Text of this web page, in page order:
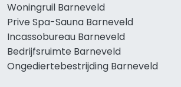
Woningruil Barneveld
Prive Spa-Sauna Barneveld
Incassobureau Barneveld
Bedrijfsruimte Barneveld
Ongediertebestrijding Barneveld